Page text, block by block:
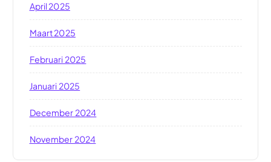
April 2025
Maart 2025
Februari 2025
Januari 2025
December 2024
November 2024